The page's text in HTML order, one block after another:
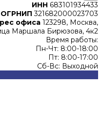
ИНН 683101934433
ОГРНИП 321682000023703
офиса 123298, Москва,
Маршала Бирюзова, 4к2
Время работы:
Пн-Чт: 8:00-18:00
Пт: 8:00-17:00
Сб-Вс: Выходной